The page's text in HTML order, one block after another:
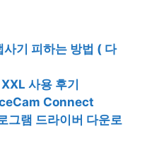
기 피하는 방법 ( 다
사용 후기
Connect
그램 드라이버 다운로